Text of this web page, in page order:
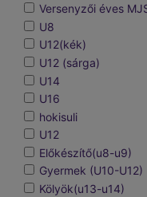
Versenyzői éves
U8
U12(kék)
U12 (sárga)
U14
U16
hokisuli
U12
Előkészítő(u8-u9)
Gyermek (U10-U12)
Kölyök(u13-u14)